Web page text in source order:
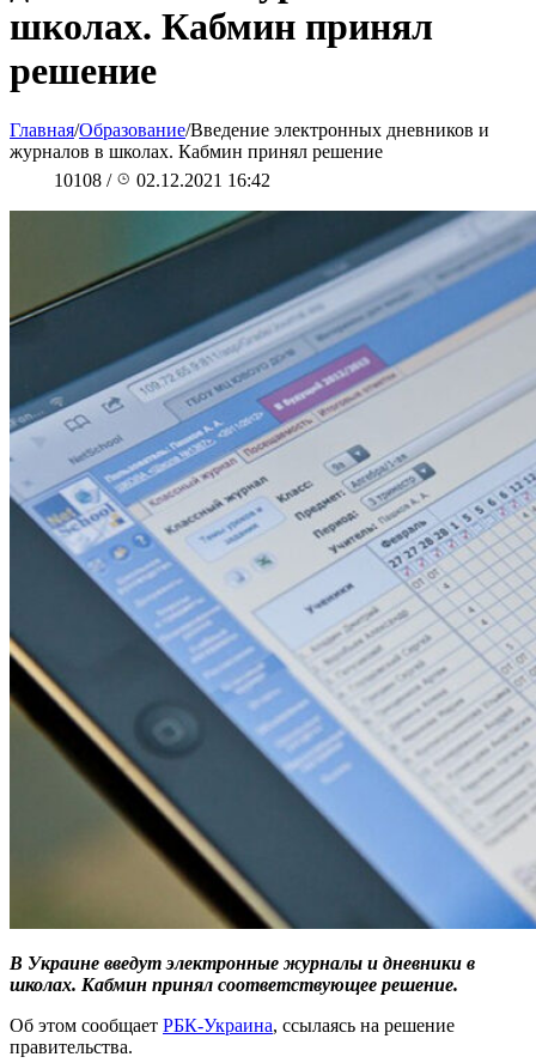
школах. Кабмин принял
решение
Главная/Образование/Введение электронных дневников и
журналов в школах. Кабмин принял решение
10108 / 02.12.2021 16:42
В Украине введут электронные журналы и дневники в
школах. Кабмин принял соответствующее решение.
Об этом сообщает РБК-Украина, ссылаясь на решение
правительства.